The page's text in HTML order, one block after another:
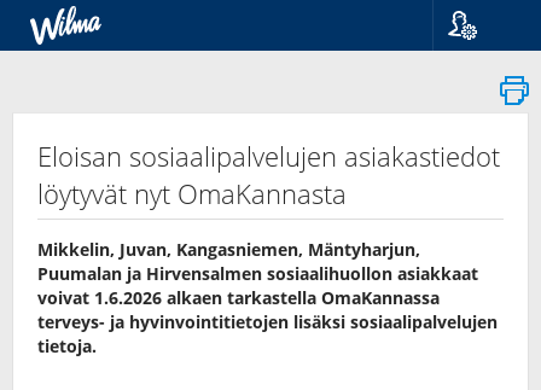
Suomi
Svenska
Eloisan sosiaalipalvelujen asiakastiedot
löytyvät nyt OmaKannasta
Mikkelin, Juvan, Kangasniemen, Mäntyharjun,
Puumalan ja Hirvensalmen sosiaalihuollon asiakkaat
voivat 1.6.2026 alkaen tarkastella OmaKannassa
terveys-​ ja hyvinvointitietojen lisäksi sosiaalipalvelujen
tietoja.